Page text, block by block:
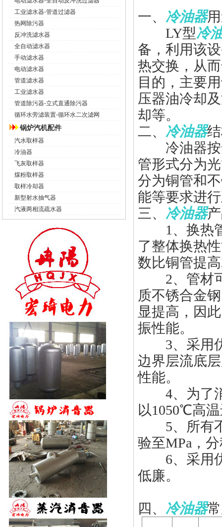
工业滤水器-管道过滤器
热网除污器
反冲洗滤水器
全自动滤水器
手动滤水器
电动滤水器
管道滤水器
工业滤水器
管道除污器-立式直通除污器
循环水旁滤装置-循环水二次滤网
锅炉汽机配件
汽水取样器
冷油器
飞灰取样器
煤粉取样器
取样冷却器
新型射水抽气器
汽液两相流疏水器
一、 冷油器
LY型冷
备，利用该
热交换，从
目的，主要
压器油冷却
却等。
二、 冷油器
冷油器按
管形式分为
分为铜管和
能等要求进
三、 冷油器
1、换热
了整体换热
数比铜管提
2、管材
质不锈合金
显提高，因
振性能。
3、采用
边界层流底
性能。
4、为了
以1050℃高
5、所有
验至MPa，
6、采用
低廉。
四、 冷油器